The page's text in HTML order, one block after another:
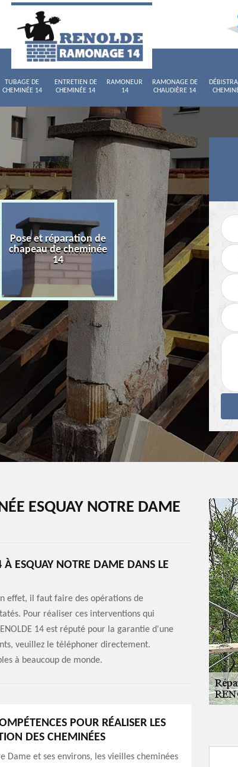
TUBAGE DE
CHEMINÉE 14
ENTRETIEN DE
CHEMINÉE 14
RAMONEUR
14
RAMONAGE DE
CHAUDIÈRE 14
Pose et réparation de
chapeau de cheminée
14
Tubage de cheminée
14
ESQUAY NOTRE DAME
ESQUAY NOTRE DAME DANS LE
effet, il faut faire des opérations de
Pour réaliser ces interventions qui
14 est réputé pour la garantie d'une
veuillez le téléphoner directement.
à beaucoup de monde.
POUR RÉALISER LES
DES CHEMINÉES
Dame et ses environs, les vieilles cheminées